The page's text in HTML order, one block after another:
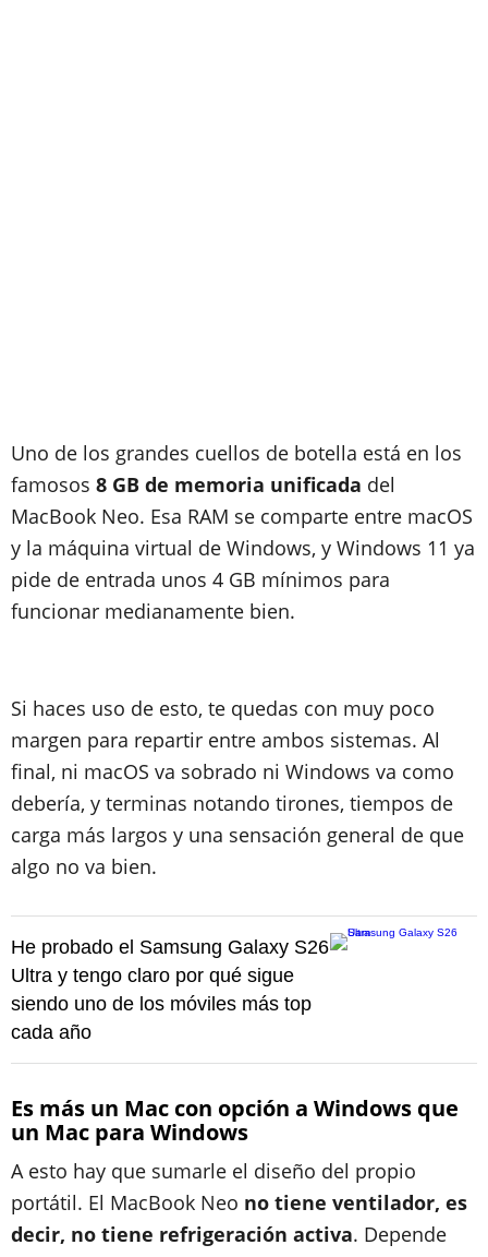
Uno de los grandes cuellos de botella está en los
famosos 8 GB de memoria unificada del
MacBook Neo. Esa RAM se comparte entre macOS
y la máquina virtual de Windows, y Windows 11 ya
pide de entrada unos 4 GB mínimos para
funcionar medianamente bien.
Si haces uso de esto, te quedas con muy poco
margen para repartir entre ambos sistemas. Al
final, ni macOS va sobrado ni Windows va como
debería, y terminas notando tirones, tiempos de
carga más largos y una sensación general de que
algo no va bien.
He probado el Samsung Galaxy S26
Ultra y tengo claro por qué sigue
siendo uno de los móviles más top
cada año
Es más un Mac con opción a Windows que
un Mac para Windows
A esto hay que sumarle el diseño del propio
portátil. El MacBook Neo no tiene ventilador, es
decir, no tiene refrigeración activa. Depende